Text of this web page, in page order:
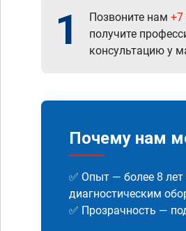
1 Позвоните нам +7
получите
консультацию у
Почему нам
✅ Опыт — более 8
диагностическим
✅ Прозрачность —